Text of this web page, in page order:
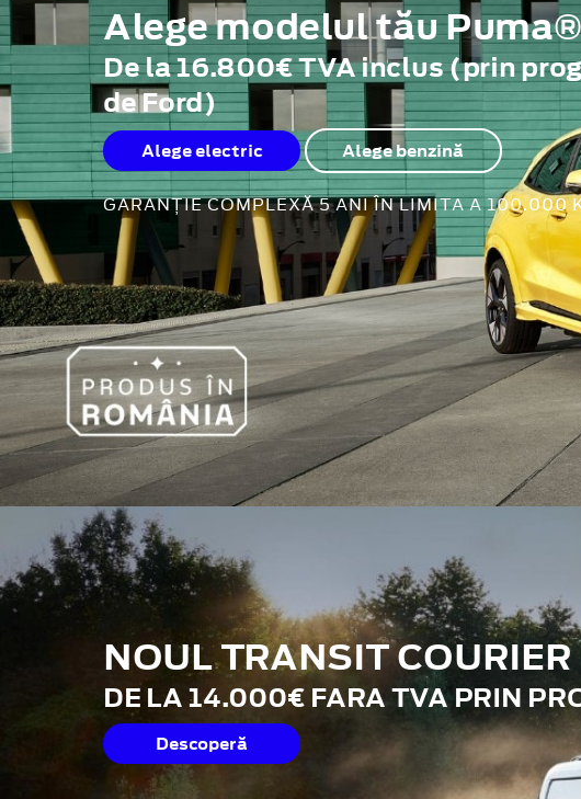
Alege modelul tău Puma®
De la 16.800€ TVA inclus (prin
de Ford)
Alege electric Alege benzină
GARANȚIE COMPLEXĂ 5 ANI ÎN LIMITA A 100.000
NOUL TRANSIT COURIER
DE LA 14.000€ FARA TVA PRIN
Descoperă